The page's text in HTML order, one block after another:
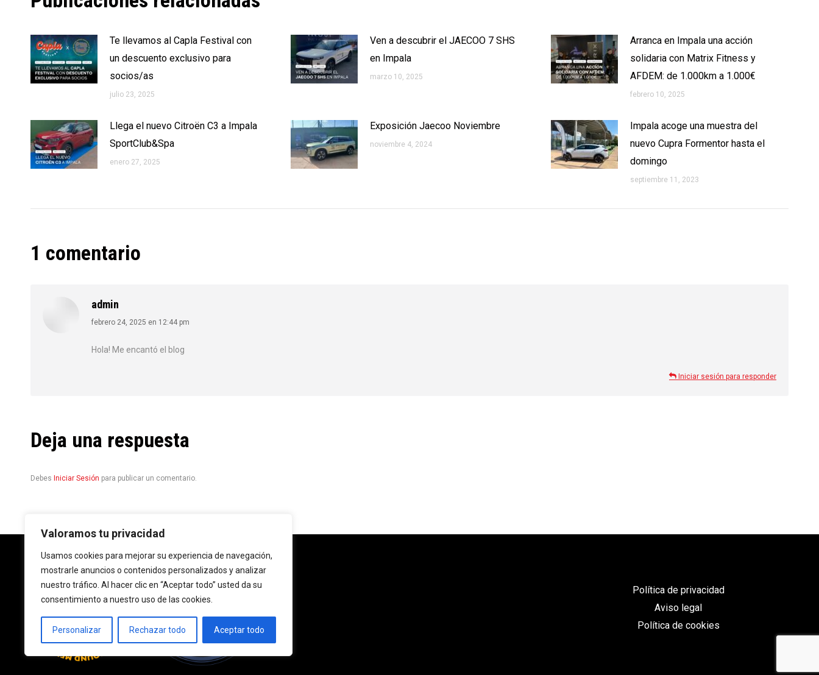
Valoramos tu privacidad
Usamos cookies para mejorar su experiencia de navegación,
mostrarle anuncios o contenidos personalizados y analizar
nuestro tráfico. Al hacer clic en “Aceptar todo” usted da su
consentimiento a nuestro uso de las cookies.
Personalizar Rechazar todo Aceptar todo
Te llevamos al Capla Festival con
un descuento exclusivo para
socios/as
julio 23, 2025
Ven a descubrir el JAECOO 7 SHS
en Impala
marzo 10, 2025
Arranca en Impala una acción
solidaria con Matrix Fitness y
AFDEM: de 1.000km a 1.000€
febrero 10, 2025
Llega el nuevo Citroën C3 a Impala
SportClub&Spa
enero 27, 2025
Exposición Jaecoo Noviembre
noviembre 4, 2024
Impala acoge una muestra del
nuevo Cupra Formentor hasta el
domingo
septiembre 11, 2023
1 comentario
admin
dice:
febrero 24, 2025 en 12:44 pm
Hola! Me encantó el blog
Iniciar sesión para responder
Deja una respuesta
Debes Iniciar Sesión para publicar un comentario.
Política de privacidad
Aviso legal
Política de cookies